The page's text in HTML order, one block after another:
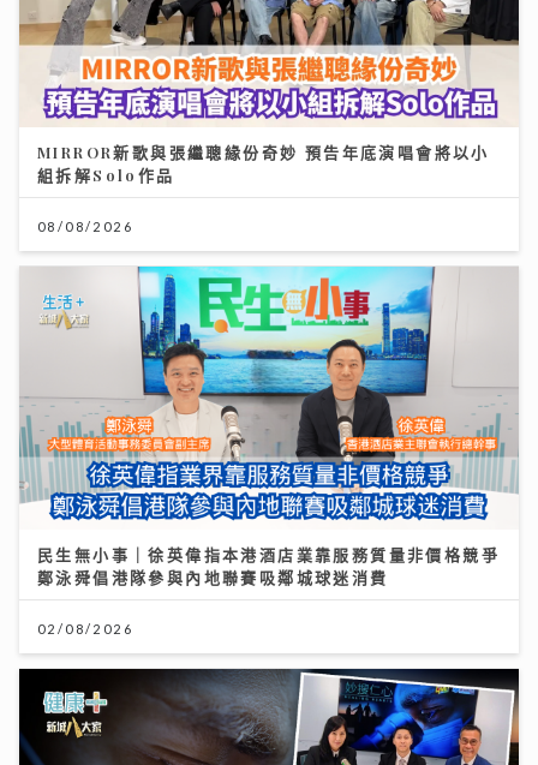
MIRROR新歌與張繼聰緣份奇妙 預告年底演唱會將以小
組拆解Solo作品
08/08/2026
民生無小事｜徐英偉指本港酒店業靠服務質量非價格競爭
鄭泳舜倡港隊參與內地聯賽吸鄰城球迷消費
02/08/2026